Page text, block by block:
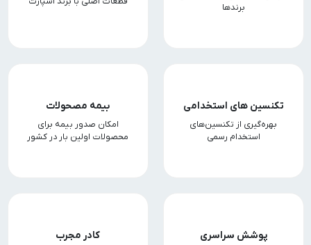
برندها
تکنسین های استخدامی
بهره‌گیری از تکنسین‌های
استخدام رسمی
بیمه مصحولات
امکان صدور بیمه برای
محصولات اولین بار در کشور
پوشش سراسری کادر مجرب